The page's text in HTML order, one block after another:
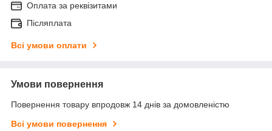
Оплата за реквізитами
Післяплата
Всі умови оплати
Умови повернення
Повернення товару впродовж 14 днів за домовленістю
Всі умови повернення